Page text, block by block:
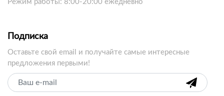
Режим работы: 8:00-20:00 ежедневно
Подписка
Оставьте свой email и получайте самые интересные
предложения первыми!